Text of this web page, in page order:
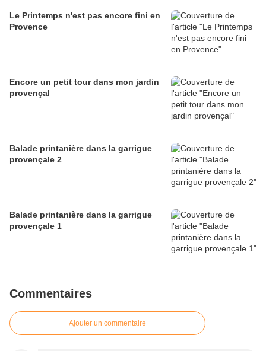
Le Printemps n'est pas encore fini en
Provence
Encore un petit tour dans mon jardin
provençal
Balade printanière dans la garrigue
provençale 2
Balade printanière dans la garrigue
provençale 1
Commentaires
Ajouter un commentaire